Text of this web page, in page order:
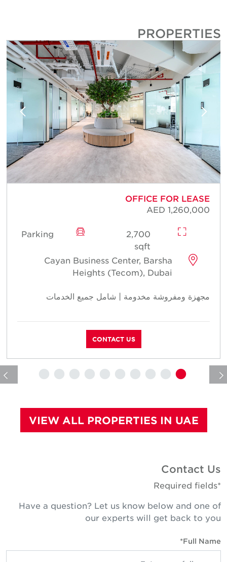
PROPERTIES
OFFICE FOR LEASE
AED 1,260,000
2,700
sqft
Parking
Cayan Business Center, Barsha
Heights (Tecom), Dubai
مجهزة ومفروشة مخدومة | شامل جميع الخدمات
CONTACT US
VIEW ALL PROPERTIES IN UAE
Contact Us
Have a question? Let us know below and one of
our experts will get back to you
Full Name*